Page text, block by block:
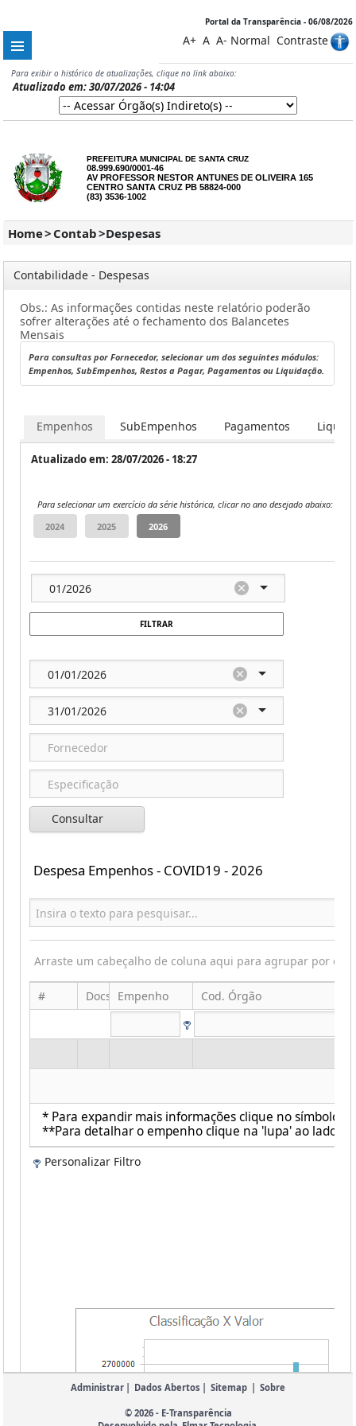
Portal da Transparência - 06/08/2026
A+ A A- Normal Contraste
Para exibir o histórico de atualizações, clique no link abaixo:
Atualizado em: 30/07/2026 - 14:04
PREFEITURA MUNICIPAL DE SANTA CRUZ
08.999.690/0001-46
AV PROFESSOR NESTOR ANTUNES DE OLIVEIRA 165
CENTRO SANTA CRUZ PB 58824-000
(83) 3536-1002
Home> Contab>Despesas
Contabilidade - Despesas
Obs.: As informações contidas neste relatório poderão
sofrer alterações até o fechamento dos Balancetes
Mensais
Para consultas por Fornecedor, selecionar um dos seguintes módulos:
Empenhos, SubEmpenhos, Restos a Pagar, Pagamentos ou Liquidação.
Empenhos SubEmpenhos Pagamentos
Atualizado em: 28/07/2026 - 18:27
Para selecionar um exercício da série histórica, clicar no ano desejado abaixo:
FILTRAR
Consultar
Despesa Empenhos - COVID19 - 2026
Arraste um cabeçalho de coluna aqui para agrupar por
* Para expandir mais informações clique no símbolo
**Para detalhar o empenho clique na 'lupa' ao lado
# Docs Empenho Cod. Órgão
Personalizar Filtro
Administrar Dados Abertos Sitemap Sobre
© 2026 - E-Transparência